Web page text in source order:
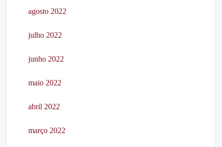
agosto 2022
julho 2022
junho 2022
maio 2022
abril 2022
março 2022